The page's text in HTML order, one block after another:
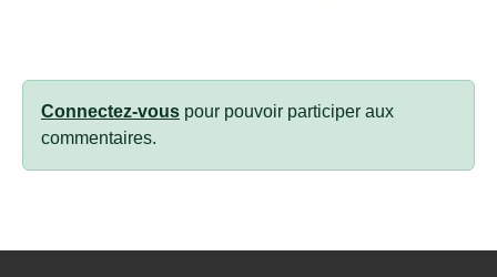
Connectez-vous pour pouvoir participer aux
commentaires.